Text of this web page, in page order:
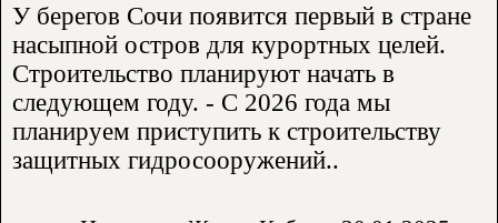
У берегов Сочи появится первый в стране
насыпной остров для курортных целей.
Строительство планируют начать в
следующем году. - С 2026 года мы
планируем приступить к строительству
защитных гидросооружений..